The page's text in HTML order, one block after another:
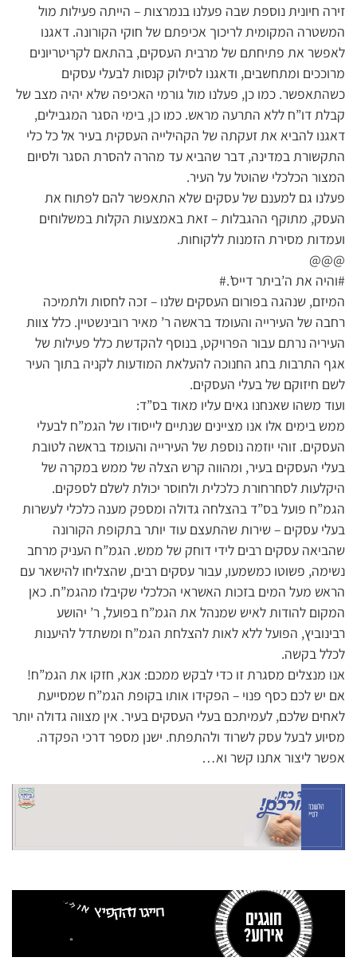
זירה חיונית נוספת שבה פעלנו בנמרצות – הייתה פעילות מול
המשטרה המקומית לריכוך אכיפתם של חוקי הקורונה. דאגנו
לאפשר את פתיחתם של מרבית העסקים, בהתאם לקריטריונים
מרוככים ומתחשבים, ודאגנו לסילוק קנסות לבעלי עסקים
כשהתאפשר. כמו כן, פעלנו מול גורמי האכיפה שלא יהיה מצב של
קבלת דו”ח ללא התרעה מראש. כמו כן, בימי הסגר המגבילים,
דאגנו להביא את זעקתה של הקהילייה העסקית בעיר אל כל כלי
התקשורת במדינה, דבר שהביא עד מהרה להסרת הסגר ולסיום
המצור הכלכלי שהוטל על העיר.
פעלנו גם למענם של עסקים שלא התאפשר להם לפתוח את
העסק, מתוקף ההגבלות – זאת באמצעות הקלות במשלוחים
ועמדות מסירת הזמנות ללקוחות.
@@@
#והיה את ה’ביתר דייס’.#
המיזם, שנהגה בפורום העסקים שלנו – זכה לחסות ולתמיכה
רחבה של העירייה והעומד בראשה ר’ מאיר רובינשטיין. כלל צוות
העיריה נרתם עבור הפרויקט, בנוסף להקדשת כלל פעילות של
אגף התרבות בחג החנוכה להעלאת המודעות לקניה בתוך העיר
לשם חיזוקם של בעלי העסקים.
ועוד משהו שאנחנו גאים עליו מאוד בס”ד:
ממש בימים אלו אנו מציינים שנתיים לייסודו של הגמ”ח לבעלי
העסקים. זוהי יוזמה נוספת של העירייה והעומד בראשה לטובת
בעלי העסקים בעיר, ומהווה קרש הצלה של ממש במקרה של
היקלעות לסחרחורת כלכלית ולחוסר יכולת לשלם לספקים.
הגמ”ח פועל בס”ד בהצלחה גדולה ומספק מענה כלכלי לעשרות
בעלי עסקים – שירות שהתעצם עוד יותר בתקופת הקורונה
שהביאה עסקים רבים לידי דוחק של ממש. הגמ”ח העניק מרחב
נשימה, פשוטו כמשמעו, עבור עסקים רבים, שהצליחו להישאר עם
הראש מעל המים בזכות האשראי הכלכלי שקיבלו מהגמ”ח. כאן
המקום להודות לאיש שמנהל את הגמ”ח בפועל, ר’ יהושע
רבינוביץ, הפועל ללא לאות להצלחת הגמ”ח ומשתדל להיענות
לכלל בקשה.
אנו מנצלים מסגרת זו כדי לבקש ממכם: אנא, חזקו את הגמ”ח!
אם יש לכם כסף פנוי – הפקידו אותו בקופת הגמ”ח שמסייעת
לאחים שלכם, לעמיתכם בעלי העסקים בעיר. אין מצווה גדולה יותר
מסיוע לבעל עסק לשרוד ולהתפתח. ישנן מספר דרכי הפקדה.
אפשר ליצור אתנו קשר וא…